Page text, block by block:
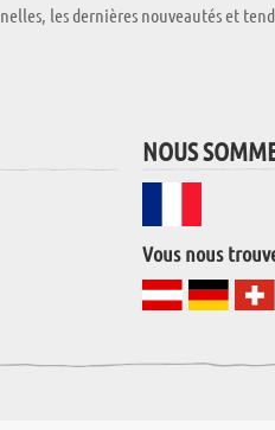
les dernières nouveautés et
NOUS
Vous nous